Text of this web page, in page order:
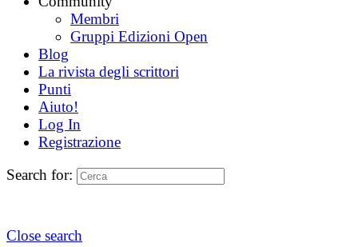
Membri
Gruppi Edizioni Open
Blog
La rivista degli scrittori
Punti
Aiuto!
Log In
Registrazione
Search for:
Close search